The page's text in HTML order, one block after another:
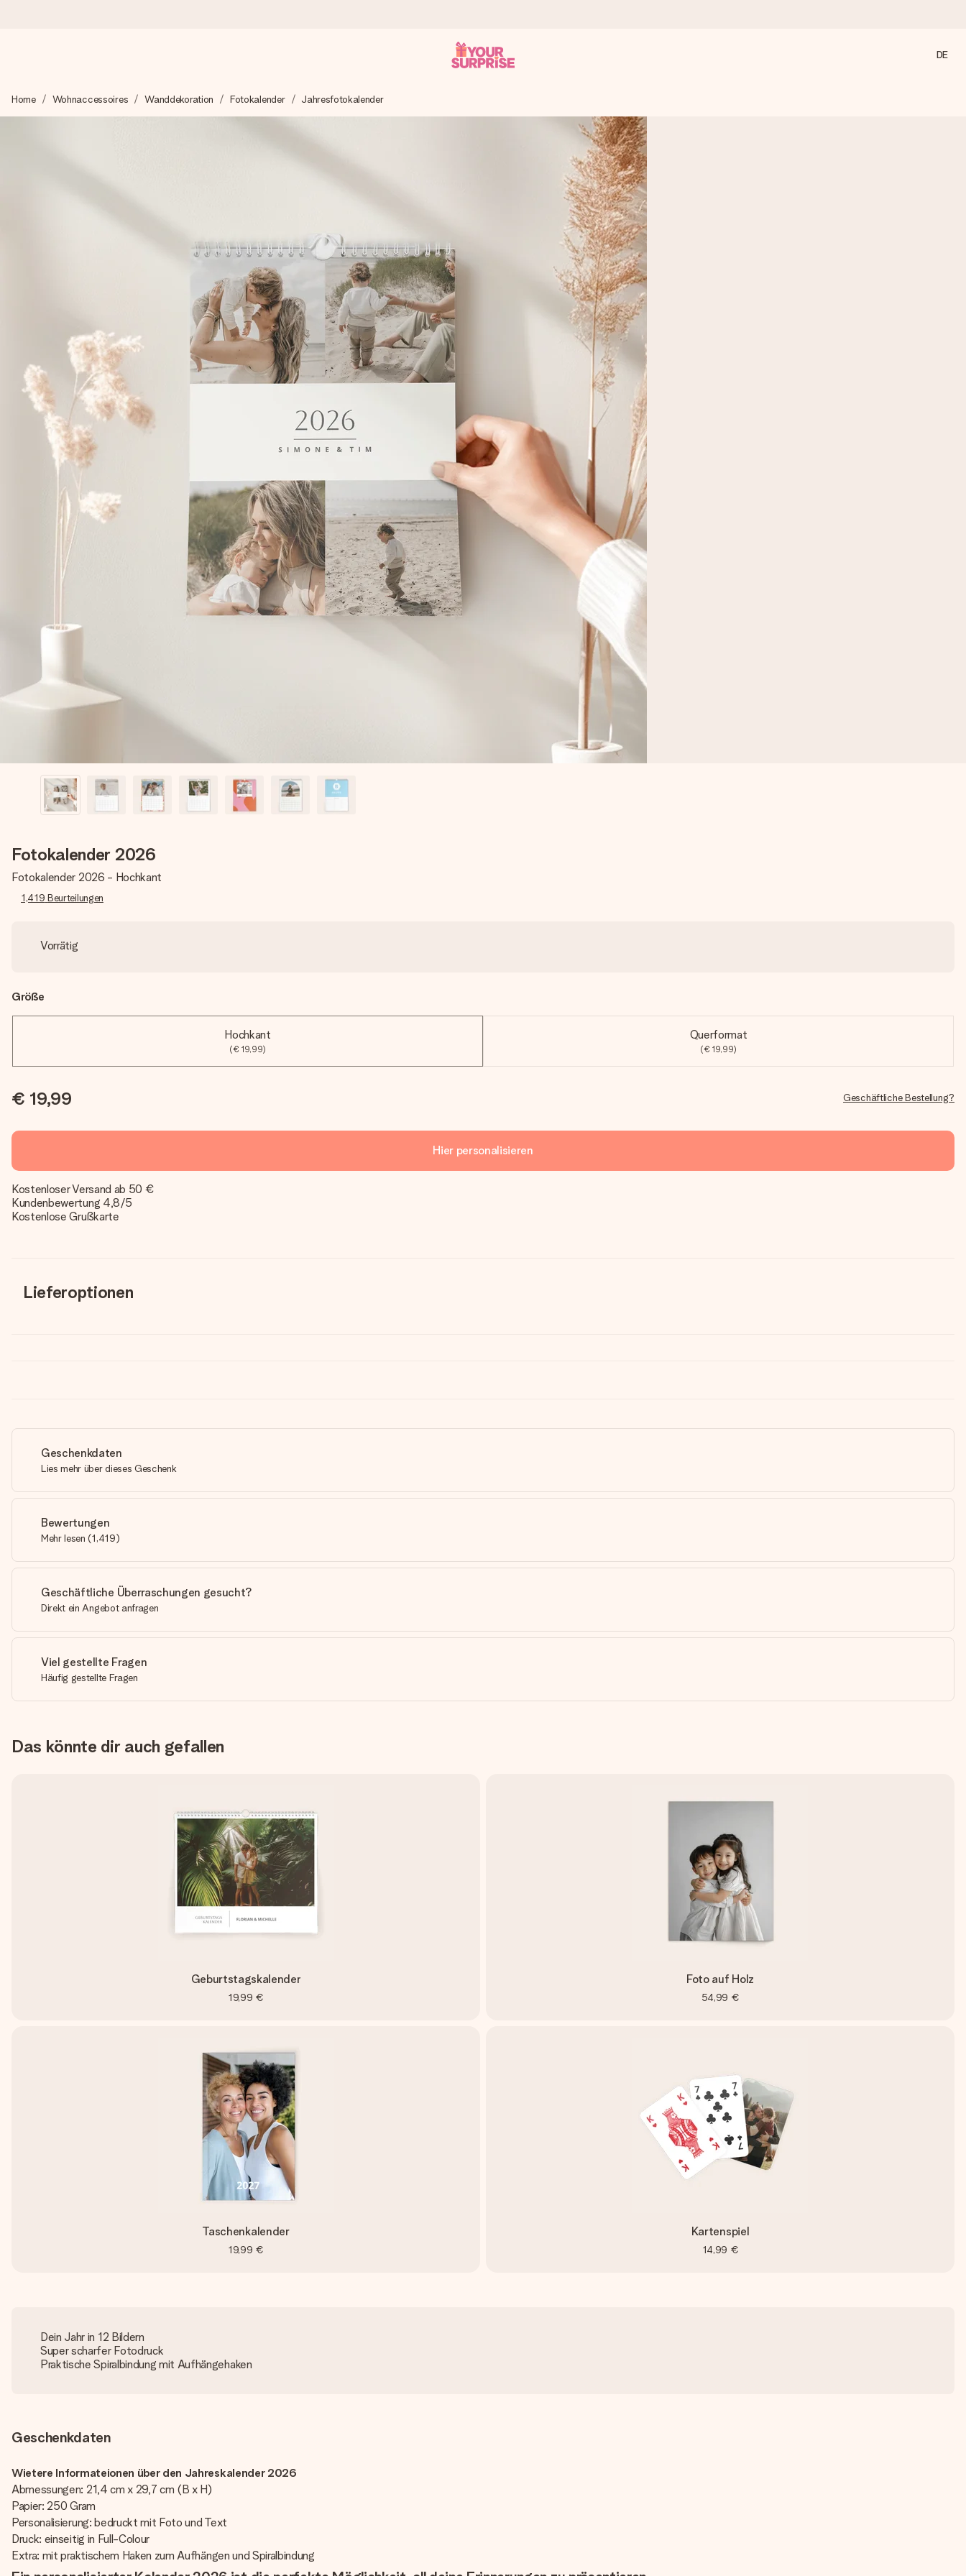
Wir bereiten dein Geschenk sorgfältig vor und schicken es blitzschnell – damit du es genau zum richtigen Zeitpunkt überreichen kannst, wenn es am meisten zählt.
Unsere Geschenke begeistern. Kunden bewerten uns mit 4,8 bei Google Reviews (Gesamtergebnis aller Länder, in die wir versenden).
Mit Liebe gemacht, im Handumdrehen
Erstelle etwas Einzigartiges in wenigen Schritten – mit ihrem Namen, deinem Foto oder einer Nachricht von Herzen. Kein Stress, nur pure Liebe für den perfekten Moment.
DE
Home Wohnaccessoires Wanddekoration Fotokalender Jahresfotokalender
Fotokalender 2026
Fotokalender 2026 - Hochkant
1,419 Beurteilungen
Vorrätig
Größe
Hochkant
(€ 19,99)
Querformat
(€ 19,99)
€ 19,99 Geschäftliche Bestellung?
Hier personalisieren
Kostenloser Versand ab 50 €
Kundenbewertung 4,8/5
Kostenlose Grußkarte
Lieferoptionen
Geschenkdaten
Lies mehr über dieses Geschenk
Bewertungen
Mehr lesen (1,419)
Geschäftliche Überraschungen gesucht?
Direkt ein Angebot anfragen
Viel gestellte Fragen
Häufig gestellte Fragen
Das könnte dir auch gefallen
Geburtstagskalender
19,99 €
Foto auf Holz
54,99 €
Taschenkalender
19,99 €
Kartenspiel
14,99 €
Dein Jahr in 12 Bildern
Super scharfer Fotodruck
Praktische Spiralbindung mit Aufhängehaken
Geschenkdaten
Wietere Informateionen über den Jahreskalender 2026
Abmessungen: 21,4 cm x 29,7 cm (B x H)
Papier: 250 Gram
Personalisierung: bedruckt mit Foto und Text
Druck: einseitig in Full-Colour
Extra: mit praktischem Haken zum Aufhängen und Spiralbindung